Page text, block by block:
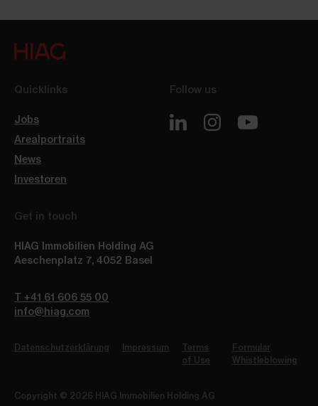
Quicklinks
Jobs
Arealportraits
News
Investoren
Follow us
Get in touch
HIAG Immobilien Holding AG
Aeschenplatz 7, 4052 Basel
T +41 61 606 55 00
info@hiag.com
Datenschutzerklärung Impressum
Terms
of Use
Formular
Whistleblowing
Copyright © 2026 HIAG Immobilien Holding AG